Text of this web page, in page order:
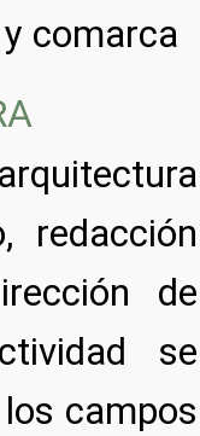
comarca
redacción
de
se
campos